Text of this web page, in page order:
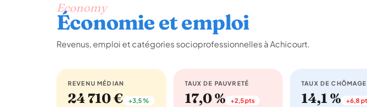
Economy
Économie et emploi
Revenus, emploi et catégories socioprofessionnelles à Achicourt.
REVENU MÉDIAN
24 710 € +3,5 %
TAUX DE PAUVRETÉ
17,0 % +2,5 pts
TAUX DE CHÔMAGE
14,1 % +6,8